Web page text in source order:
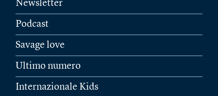
Newsletter
Podcast
Savage love
Ultimo numero
Internazionale Kids